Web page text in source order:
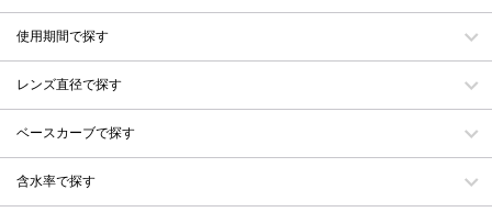
使用期間で探す
レンズ直径で探す
ベースカーブで探す
含水率で探す